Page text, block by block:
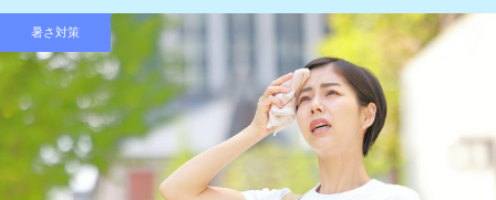
暑さ対策